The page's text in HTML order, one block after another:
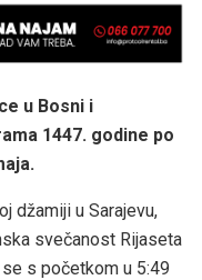
u Bosni i
1447. godine po
džamiji u Sarajevu,
svečanost Rijaseta
s početkom u 5:49